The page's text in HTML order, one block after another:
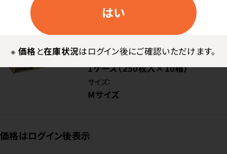
はい
※ 価格と在庫状況はログイン後にご確認いただけます。
在庫：○
内容量：
1ケース（250枚入×10箱）
サイズ：
Mサイズ
価格はログイン後表示